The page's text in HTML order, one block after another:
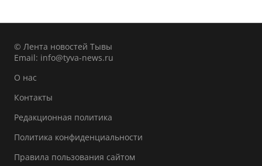
© Лента новостей Тывы
Email: info@tyva-news.ru
О нас
Контакты
Редакционная политика
Политика конфиденциальности
Правила пользования сайтом